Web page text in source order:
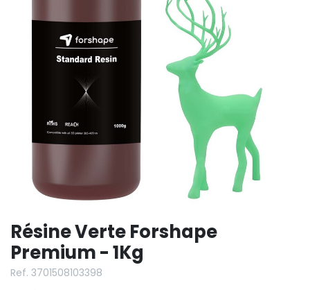
Résine Verte Forshape
Premium - 1Kg
Ref. 3701508103398